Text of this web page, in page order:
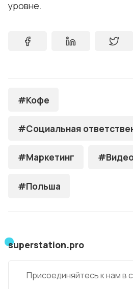
уровне.
#Кофе
#Социальная
#Маркетинг
#Польша
superstation.pro
Присоединяйтесь к нам в